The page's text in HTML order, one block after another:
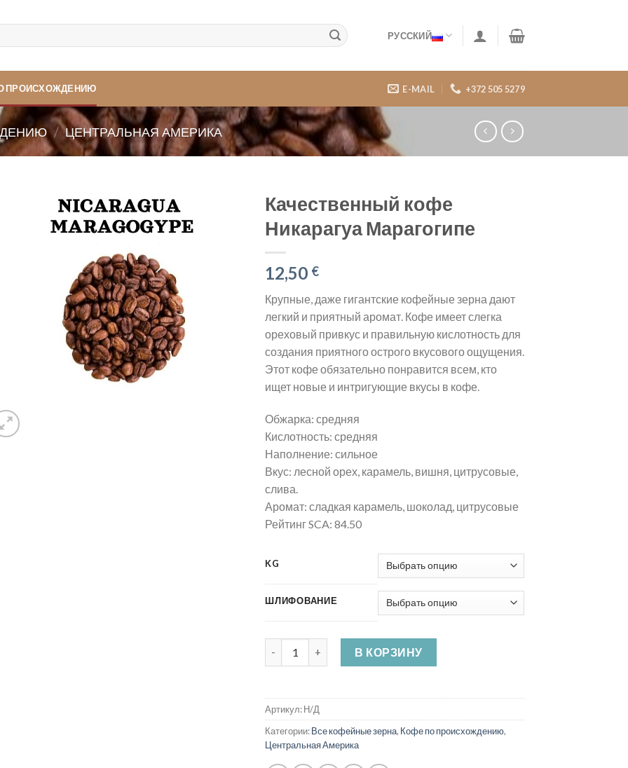
РУССКИЙ
ПРОИСХОЖДЕНИЮ E-MAIL +372 505 5279
/ ЦЕНТРАЛЬНАЯ АМЕРИКА
Качественный кофе
Никарагуа Марагогипе
12,50 €
Крупные, даже гигантские кофейные зерна дают
легкий и приятный аромат. Кофе имеет слегка
ореховый привкус и правильную кислотность для
создания приятного острого вкусового ощущения.
Этот кофе обязательно понравится всем, кто
ищет новые и интригующие вкусы в кофе.
Обжарка: средняя
Кислотность: средняя
Наполнение: сильное
Вкус: лесной орех, карамель, вишня, цитрусовые,
слива.
Аромат: сладкая карамель, шоколад, цитрусовые
Рейтинг SCA: 84.50
KG
ШЛИФОВАНИЕ
Количество товара Качественный кофе Никарагуа Марагогипе
В КОРЗИНУ
Артикул:Н/Д
Категории:Все кофейные зерна, Кофе по происхождению,
Центральная Америка